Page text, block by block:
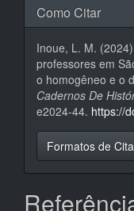
Como Citar
Inoue, L. M.
professores em
o homogêneo e o
Cadernos De
e2024-44. https://
Formatos de